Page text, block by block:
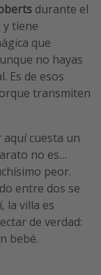
durante el
y tiene
que
no hayas
Es de esos
transmiten
cuesta un
no es…
peor.
entre dos se
la villa es
de verdad:
bebé.